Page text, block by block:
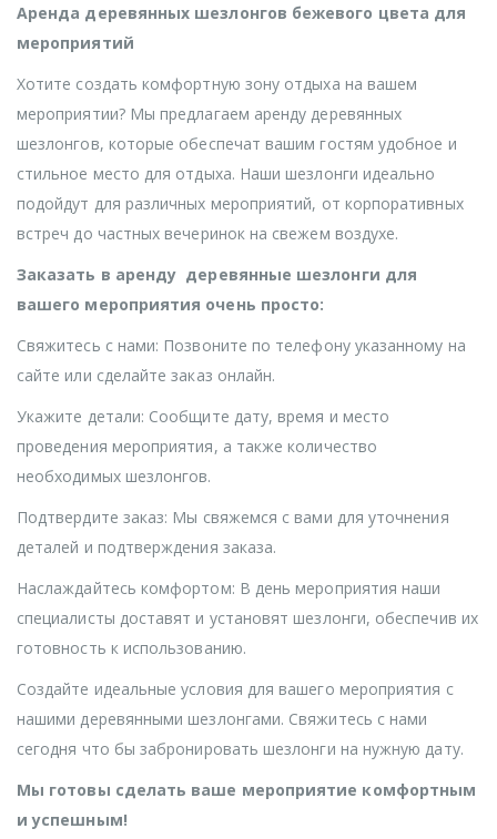
Аренда деревянных шезлонгов бежевого цвета для
мероприятий
Хотите создать комфортную зону отдыха на вашем
мероприятии? Мы предлагаем аренду деревянных
шезлонгов, которые обеспечат вашим гостям удобное и
стильное место для отдыха. Наши шезлонги идеально
подойдут для различных мероприятий, от корпоративных
встреч до частных вечеринок на свежем воздухе.
Заказать в аренду деревянные шезлонги для
вашего мероприятия очень просто:
Свяжитесь с нами: Позвоните по телефону указанному на
сайте или сделайте заказ онлайн.
Укажите детали: Сообщите дату, время и место
проведения мероприятия, а также количество
необходимых шезлонгов.
Подтвердите заказ: Мы свяжемся с вами для уточнения
деталей и подтверждения заказа.
Наслаждайтесь комфортом: В день мероприятия наши
специалисты доставят и установят шезлонги, обеспечив их
готовность к использованию.
Создайте идеальные условия для вашего мероприятия с
нашими деревянными шезлонгами. Свяжитесь с нами
сегодня что бы забронировать шезлонги на нужную дату.
Мы готовы сделать ваше мероприятие комфортным
и успешным!